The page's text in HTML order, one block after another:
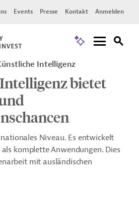
Events Presse Kontakt Anmelden
Intelligenz
bietet
Niveau. Es entwickelt
komplette Anwendungen. Dies
mit ausländischen